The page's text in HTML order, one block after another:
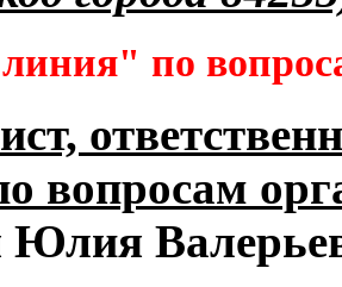
по
вопросам
Юлия